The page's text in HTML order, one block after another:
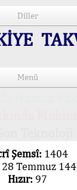
Diller
Menü
Şemsî: 1404
28 Temmuz
Hızır: 97